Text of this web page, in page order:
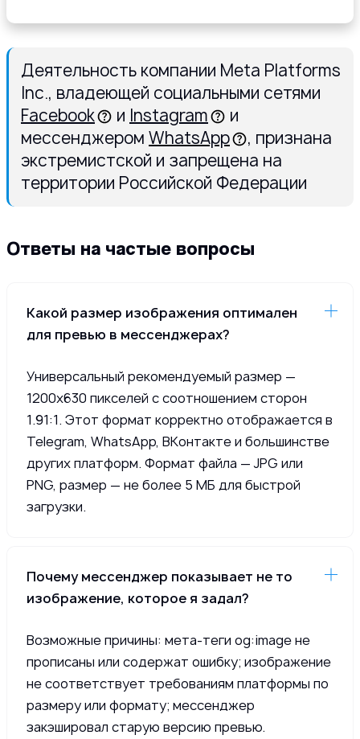
Деятельность компании Meta Platforms
Inc., владеющей социальными сетями
Facebook
и Instagram
и
мессенджером WhatsApp
, признана
экстремистской и запрещена на
территории Российской Федерации
Ответы на частые вопросы
Какой размер изображения оптимален
для превью в мессенджерах?
Универсальный рекомендуемый размер —
1200x630 пикселей с соотношением сторон
1.91:1. Этот формат корректно отображается в
Telegram, WhatsApp, ВКонтакте и большинстве
других платформ. Формат файла — JPG или
PNG, размер — не более 5 МБ для быстрой
загрузки.
Почему мессенджер показывает не то
изображение, которое я задал?
Возможные причины: мета-теги og:image не
прописаны или содержат ошибку; изображение
не соответствует требованиям платформы по
размеру или формату; мессенджер
закэшировал старую версию превью.